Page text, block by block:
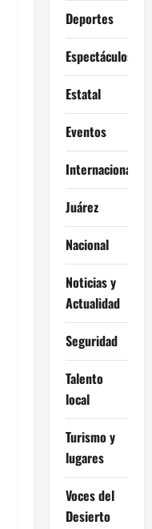
Deportes
Espectáculos
Estatal
Eventos
Internacional
Juárez
Nacional
Noticias y
Actualidad
Seguridad
Talento
local
Turismo y
lugares
Voces del
Desierto